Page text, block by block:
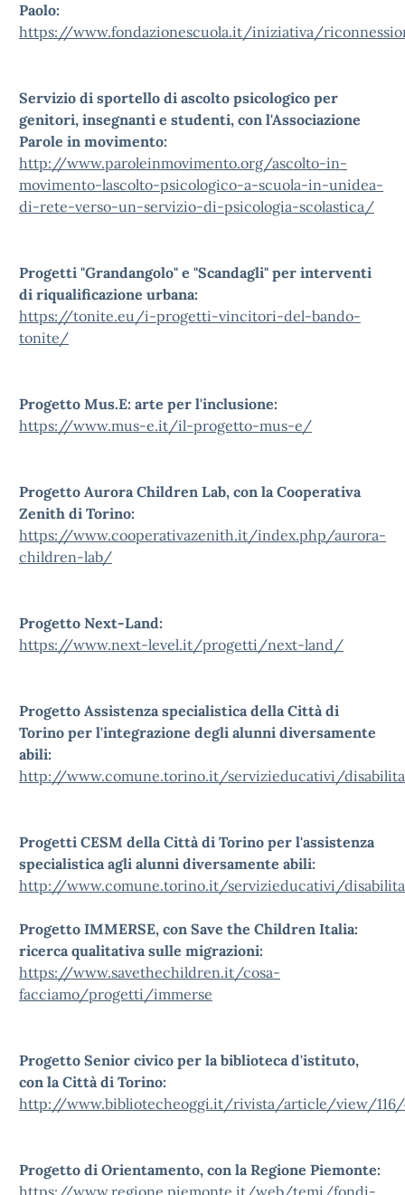
Paolo:
https://www.fondazionescuola.it/iniziativa/
Servizio di sportello di ascolto psicologico per
genitori, insegnanti e studenti, con l'Associazione
Parole in movimento:
http://www.paroleinmovimento.org/ascolto-in-
movimento-lascolto-psicologico-a-scuola-in-unidea-
di-rete-verso-un-servizio-di-psicologia-scolastica/
Progetti "Grandangolo" e "Scandagli" per interventi
di riqualificazione urbana:
https://tonite.eu/i-progetti-vincitori-del-bando-
tonite/
Progetto Mus.E: arte per l'inclusione:
https://www.mus-e.it/il-progetto-mus-e/
Progetto Aurora Children Lab, con la Cooperativa
Zenith di Torino:
https://www.cooperativazenith.it/index.php/aurora-
children-lab/
Progetto Next-Land:
https://www.next-level.it/progetti/next-land/
Progetto Assistenza specialistica della Città di
Torino per l'integrazione degli alunni diversamente
abili:
http://www.comune.torino.it/servizieducativi/
Progetti CESM della Città di Torino per l'assistenza
specialistica agli alunni diversamente abili:
http://www.comune.torino.it/servizieducativi/
Progetto IMMERSE, con Save the Children Italia:
ricerca qualitativa sulle migrazioni:
https://www.savethechildren.it/cosa-
facciamo/progetti/immerse
Progetto Senior civico per la biblioteca d'istituto,
con la Città di Torino:
http://www.bibliotecheoggi.it/rivista/article/view/
Progetto di Orientamento, con la Regione Piemonte:
https://www.regione.piemonte.it/web/temi/fondi-